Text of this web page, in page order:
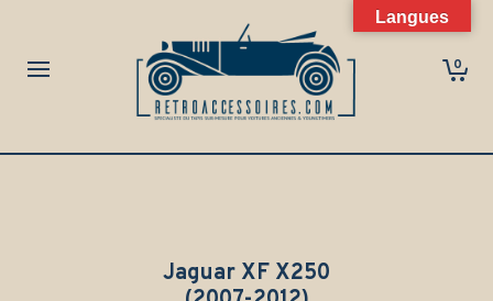
0
Jaguar XF X250
Langues